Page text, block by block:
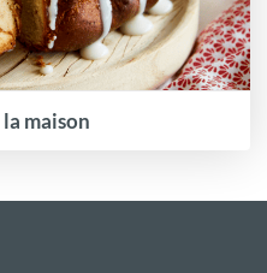
maison